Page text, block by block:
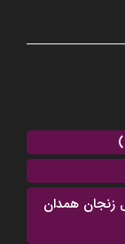
زنجان همدان